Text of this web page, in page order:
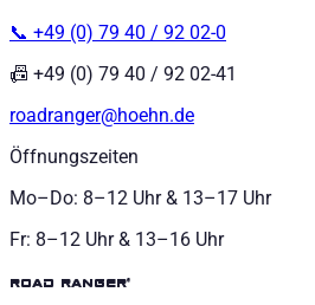
📞 +49 (0) 79 40 / 92 02-0
📠 +49 (0) 79 40 / 92 02-41
roadranger@hoehn.de
Öffnungszeiten
Mo–Do: 8–12 Uhr & 13–17 Uhr
Fr: 8–12 Uhr & 13–16 Uhr
road ranger®